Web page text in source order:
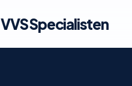
VVS Specialisten